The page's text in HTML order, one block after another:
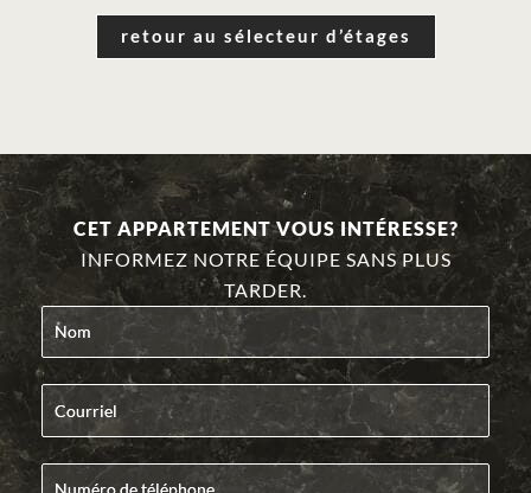
retour au sélecteur d’étages
CET APPARTEMENT VOUS INTÉRESSE?
INFORMEZ NOTRE ÉQUIPE SANS PLUS
TARDER.